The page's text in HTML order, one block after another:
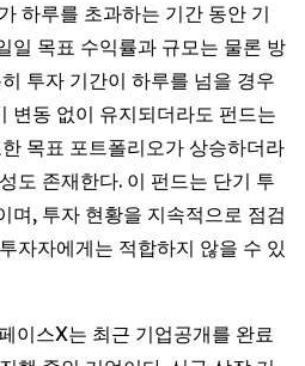
하루를 초과하는 기간 동안 기
일 목표 수익률과 규모는 물론 방
투자 기간이 하루를 넘을 경우
변동 없이 유지되더라도 펀드는
목표 포트폴리오가 상승하더라
도 존재한다. 이 펀드는 단기 투
며, 투자 현황을 지속적으로 점검
자자에게는 적합하지 않을 수 있
이스X는 최근 기업공개를 완료